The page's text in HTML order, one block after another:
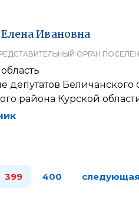
ЕленаИвановна
ОРГАН
депутатов Беличанского
района Курской
399 400 следующая